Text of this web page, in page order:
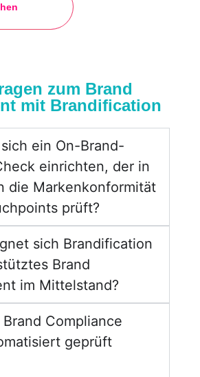
zum Brand
mit Brandification
ein On-Brand-
einrichten, der in
die Markenkonformität
prüft?
sich Brandification
Brand
im Mittelstand?
Compliance
geprüft